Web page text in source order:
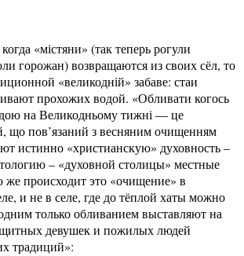
«містяни» (так теперь рогули
горожан) возвращаются из своих сёл, то
«великодній» забаве: стаи
прохожих водой. «Обливати когось
на Великодньому тижні — це
що пов’язаний з весняним очищенням
истинно «христианскую» духовность –
– «духовной столицы» местные
происходит это «очищение» в
и не в селе, где до тёплой хаты можно
только обливанием выставляют на
девушек и пожилых людей
традиций»: